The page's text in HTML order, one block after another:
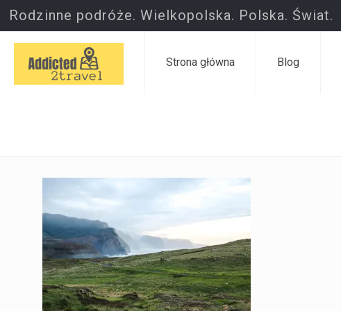
Rodzinne podróże. Wielkopolska. Polska. Świat.
Strona główna Blog